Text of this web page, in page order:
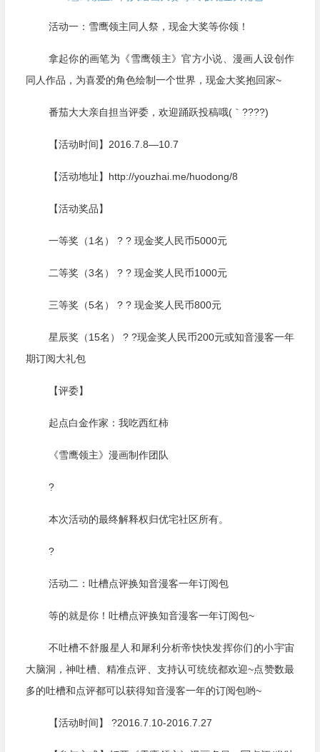
活动一：雪鹰领主同人祭，现金大奖等你领！
拿起你的画笔为《雪鹰领主》官方小说、漫画人设创作
同人作品，为喜爱的角色绘制一个世界，现金大奖抱回家~
番茄大大亲自担当评委，欢迎踊跃投稿哦(｀????)
【活动时间】2016.7.8—10.7
【活动地址】http://youzhai.me/huodong/8
【活动奖品】
一等奖（1名） ? ? 现金奖人民币5000元
二等奖（3名） ? ? 现金奖人民币1000元
三等奖（5名） ? ? 现金奖人民币800元
星辰奖（15名） ? ?现金奖人民币200元或知音漫客一年
期订阅大礼包
【评委】
起点白金作家：我吃西红柿
《雪鹰领主》漫画制作团队
?
本次活动的最终解释权归优宅社区所有。
?
活动二：吐槽点评换知音漫客一年订阅包
等的就是你！吐槽点评换知音漫客一年订阅包~
不吐槽不舒服星人和犀利分析帝快快发挥你们的小宇宙
大脑洞，神吐槽、精准点评、支持认可统统都欢迎~点赞数最
多的吐槽和点评都可以获得知音漫客一年的订阅包哟~
【活动时间】 ?2016.7.10-2016.7.27